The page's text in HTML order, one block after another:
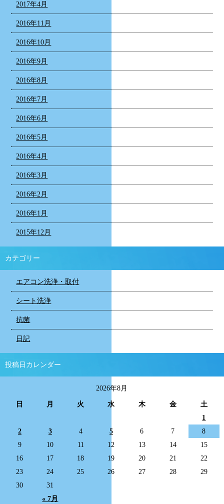
2017年4月
2016年11月
2016年10月
2016年9月
2016年8月
2016年7月
2016年6月
2016年5月
2016年4月
2016年3月
2016年2月
2016年1月
2015年12月
カテゴリー
エアコン洗浄・取付
シート洗浄
抗菌
日記
投稿日カレンダー
2026年8月
日 月 火 水 木 金 土
« 7月
1
2
3 4 5 6 7
8
9
10 11 12 13 14
15
16
17 18 19 20 21
22
23
24 25 26 27 28
29
30
31